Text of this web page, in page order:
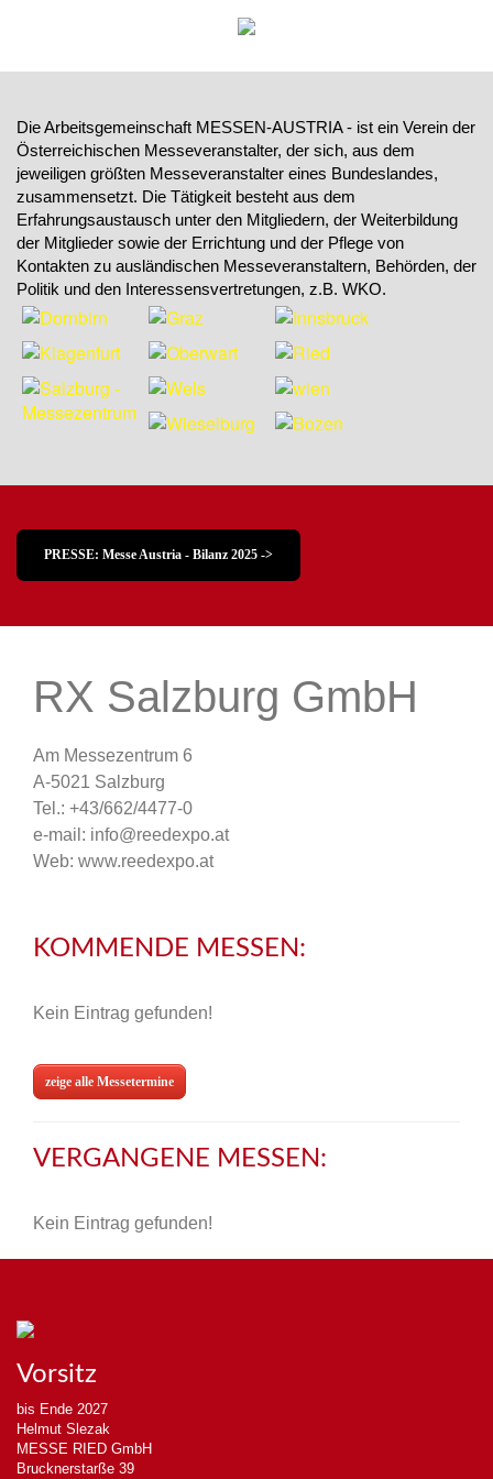
Die Arbeitsgemeinschaft MESSEN-AUSTRIA - ist ein Verein der
Österreichischen Messeveranstalter, der sich, aus dem
jeweiligen größten Messeveranstalter eines Bundeslandes,
zusammensetzt. Die Tätigkeit besteht aus dem
Erfahrungsaustausch unter den Mitgliedern, der Weiterbildung
der Mitglieder sowie der Errichtung und der Pflege von
Kontakten zu ausländischen Messeveranstaltern, Behörden, der
Politik und den Interessensvertretungen, z.B. WKO.
PRESSE: Messe Austria - Bilanz 2025 ->
RX Salzburg GmbH
Am Messezentrum 6
A-5021 Salzburg
Tel.: +43/662/4477-0
e-mail: info@reedexpo.at
Web: www.reedexpo.at
KOMMENDE MESSEN:
Kein Eintrag gefunden!
zeige alle Messetermine
VERGANGENE MESSEN:
Kein Eintrag gefunden!
Vorsitz
bis Ende 2027
Helmut Slezak
MESSE RIED GmbH
Brucknerstarße 39